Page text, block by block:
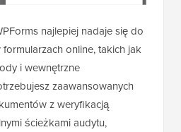
najlepiej nadaje się do
online, takich jak
i wewnętrzne
zaawansowanych
z weryfikacją
ścieżkami audytu,